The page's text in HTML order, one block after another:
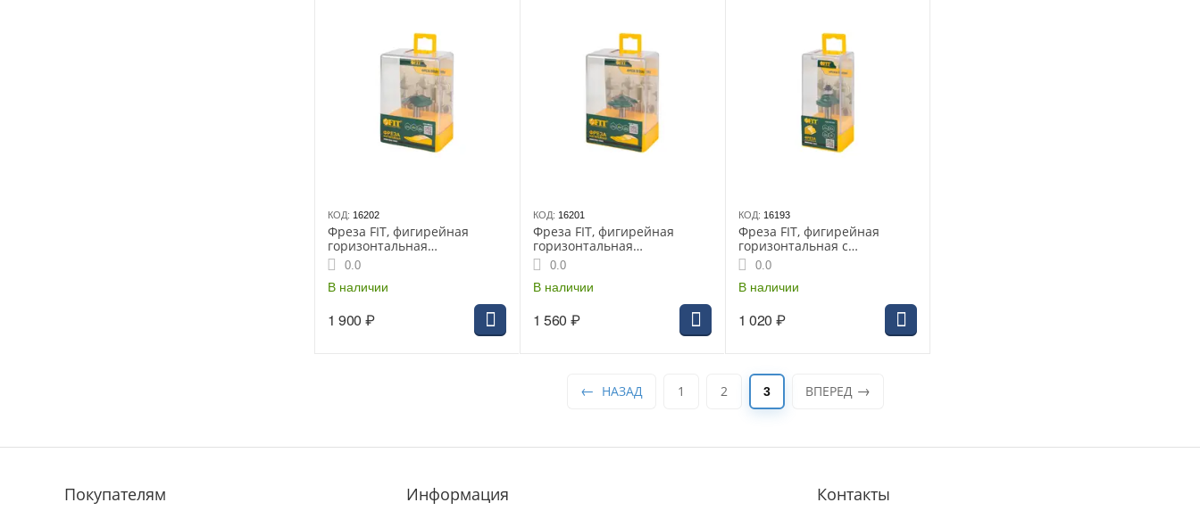
КОД: 16202
Фреза FIT, фигирейная
горизонтальная
DxHxL=40х5х44мм 3636-
080540
0.0
В наличии
1 900 ₽
КОД: 16201
Фреза FIT, фигирейная
горизонтальная
DxHxL=40х8х45мм 3635-
080840
0.0
В наличии
1 560 ₽
КОД: 16193
Фреза FIT, фигирейная
горизонтальная с
подшипником
DxHxL=30х12х56,5мм 3630-
081230
0.0
В наличии
1 020 ₽
НАЗАД 1 2 3 ВПЕРЕД
Покупателям Информация Контакты